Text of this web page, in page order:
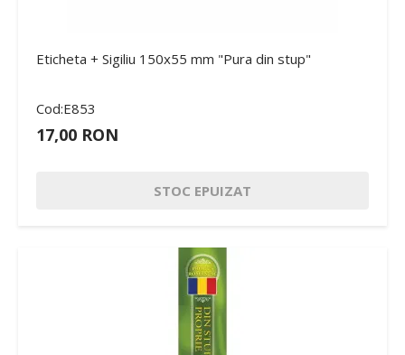
Eticheta + Sigiliu 150x55 mm "Pura din stup"
Cod:E853
17,00 RON
STOC EPUIZAT